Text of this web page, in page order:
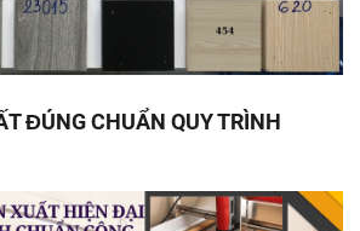
ĐÚNG CHUẨN QUY TRÌNH